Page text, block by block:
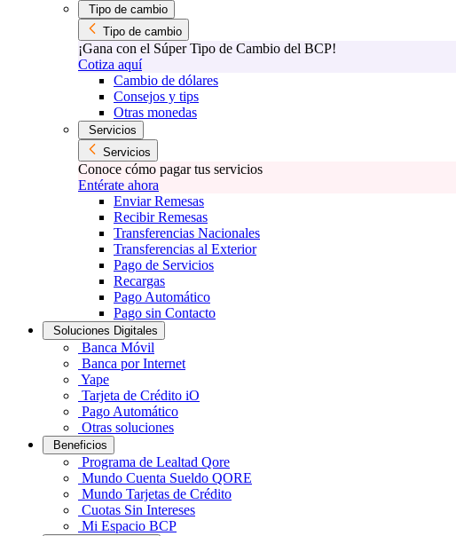
Tipo de cambio
Tipo de cambio
¡Gana con el Súper Tipo de Cambio del BCP!
Cotiza aquí
Cambio de dólares
Consejos y tips
Otras monedas
Servicios
Servicios
Conoce cómo pagar tus servicios
Entérate ahora
Enviar Remesas
Recibir Remesas
Transferencias Nacionales
Transferencias al Exterior
Pago de Servicios
Recargas
Pago Automático
Pago sin Contacto
Soluciones Digitales
Banca Móvil
Banca por Internet
Yape
Tarjeta de Crédito iO
Pago Automático
Otras soluciones
Beneficios
Programa de Lealtad Qore
Mundo Cuenta Sueldo QORE
Mundo Tarjetas de Crédito
Cuotas Sin Intereses
Mi Espacio BCP